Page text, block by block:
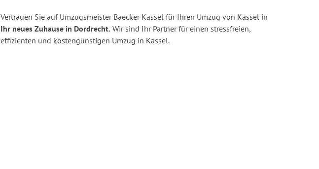
Vertrauen Sie auf Umzugsmeister Baecker Kassel für Ihren Umzug von Kassel in
Ihr neues Zuhause in Dordrecht. Wir sind Ihr Partner für einen stressfreien,
effizienten und kostengünstigen Umzug in Kassel.